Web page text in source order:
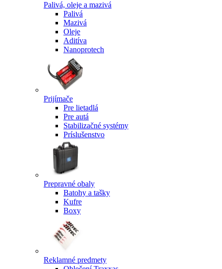
Palivá, oleje a mazivá
Palivá
Mazivá
Oleje
Aditíva
Nanoprotech
Prijímače
Pre lietadlá
Pre autá
Stabilizačné systémy
Príslušenstvo
Prepravné obaly
Batohy a tašky
Kufre
Boxy
Reklamné predmety